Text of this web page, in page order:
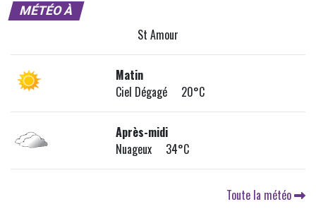
MÉTÉO À
St Amour
Matin
Ciel Dégagé 20°C
Après-midi
Nuageux 34°C
Toute la météo